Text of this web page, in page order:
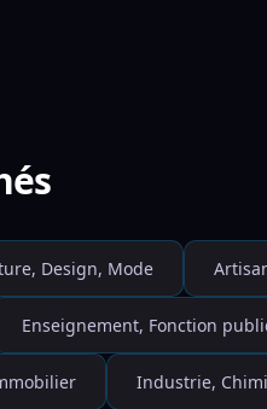
Design, Mode
Enseignement, Fonction
Industrie,